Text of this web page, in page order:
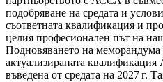
подобряване на средата и
съответната квалификация и
целия професионален път на
Подновяването на меморандума
актуализираната
въведена от средата на 2027 г.